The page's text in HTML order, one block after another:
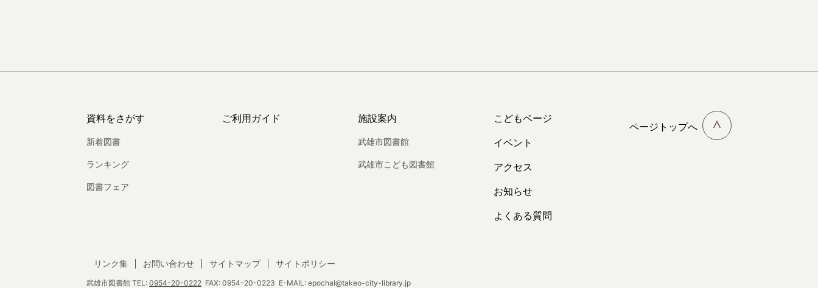
資料をさがす
新着図書
ランキング
図書フェア
ご利用ガイド 施設案内
武雄市図書館
武雄市こども図書館
こどもページ
イベント
アクセス
お知らせ
よくある質問
ページトップへ
武雄市図書館 TEL: 0954-20-0222 FAX: 0954-20-0223 E-MAIL: epochal@takeo-city-library.jp
リンク集 お問い合わせ サイトマップ サイトポリシー